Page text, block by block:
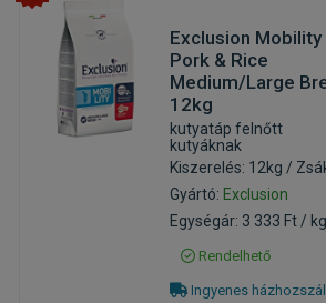
Exclusion Mobility
Pork & Rice
Medium/Large
12kg
kutyatáp felnőtt
kutyáknak
Kiszerelés: 12kg /
Gyártó: Exclusion
Egységár: 3 333 Ft / kg
Rendelhető
Ingyenes